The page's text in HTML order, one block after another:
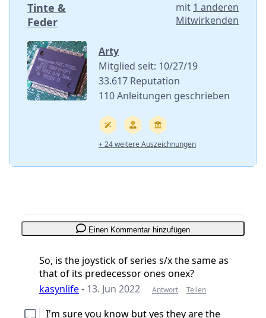
Tinte &
Feder
mit 1 anderen
Mitwirkenden
Arty
Mitglied seit: 10/27/19
33.617 Reputation
110 Anleitungen geschrieben
+ 24 weitere Auszeichnungen
Einen Kommentar hinzufügen
So, is the joystick of series s/x the same as
that of its predecessor ones onex?
kasynlife- 13. Jun 2022 Antwort Teilen
I'm sure you know but yes they are the